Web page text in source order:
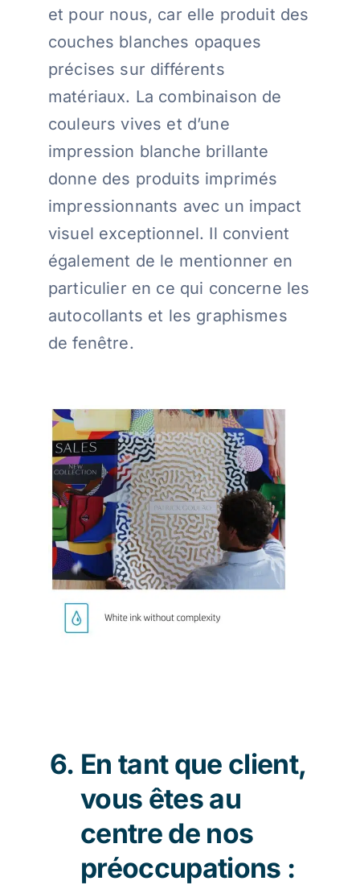
et pour nous, car elle produit des
couches blanches opaques
précises sur différents
matériaux. La combinaison de
couleurs vives et d’une
impression blanche brillante
donne des produits imprimés
impressionnants avec un impact
visuel exceptionnel. Il convient
également de le mentionner en
particulier en ce qui concerne les
autocollants et les graphismes
de fenêtre.
En tant que client,
vous êtes au
centre de nos
préoccupations :